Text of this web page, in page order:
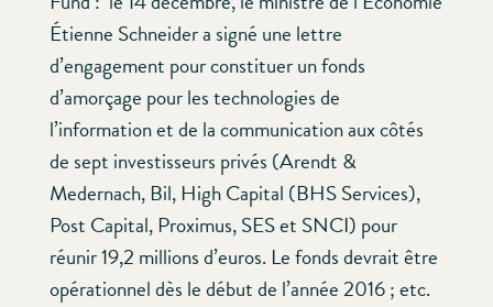
Étienne Schneider a signé une lettre
d’engagement pour constituer un fonds
d’amorçage pour les technologies de
l’information et de la communication aux côtés
de sept investisseurs privés (Arendt &
Medernach, Bil, High Capital (BHS Services),
Post Capital, Proximus, SES et SNCI) pour
réunir 19,2 millions d’euros. Le fonds devrait être
opérationnel dès le début de l’année 2016 ; etc.